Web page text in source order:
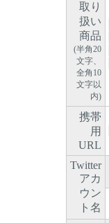
取り
扱い
商品
(半角20
文字、
全角10
文字以
内)
携帯
用
URL
Twitter
アカ
ウン
ト名